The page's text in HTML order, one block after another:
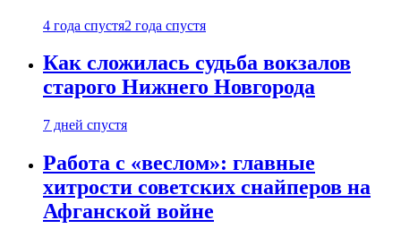
4 года спустя2 года спустя
Как сложилась судьба вокзалов
старого Нижнего Новгорода
7 дней спустя
Работа с «веслом»: главные
хитрости советских снайперов на
Афганской войне